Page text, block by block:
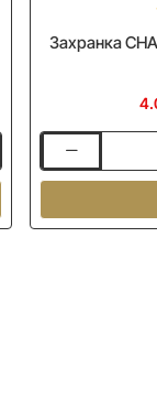
Захранка
CHAMPION
Feeder